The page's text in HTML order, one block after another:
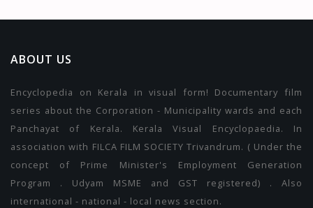
ABOUT US
Encyclopedia on Kerala in visual form! Documentary film
series about the Corporation - Municipality wards and each
Panchayat of Kerala. Kerala Visual Encyclopaedia. In
association with FILCA FILM SOCIETY Trivandrum. ( Under the
concept of Prime Minister's Employment Generation
Program . Udyam MSME and GST registered) . Also
international - national - local news section.